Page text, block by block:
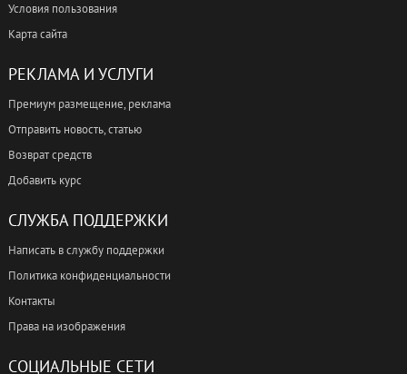
Условия пользования
Карта сайта
РЕКЛАМА И УСЛУГИ
Премиум размещение, реклама
Отправить новость, статью
Возврат средств
Добавить курс
СЛУЖБА ПОДДЕРЖКИ
Написать в службу поддержки
Политика конфиденциальности
Контакты
Права на изображения
СОЦИАЛЬНЫЕ СЕТИ